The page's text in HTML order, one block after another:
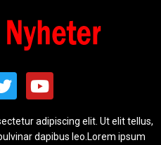
adipiscing elit. Ut elit tellus,
dapibus leo.Lorem ipsum